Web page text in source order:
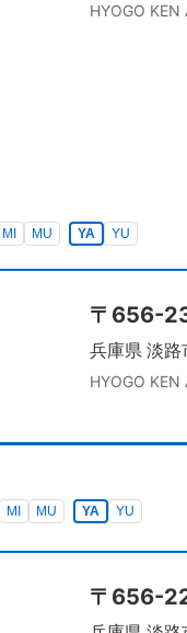
HYOGO KEN
MI MU YA YU
〒 656-
兵庫県 淡路
HYOGO KEN
MI MU YA YU
〒 656-